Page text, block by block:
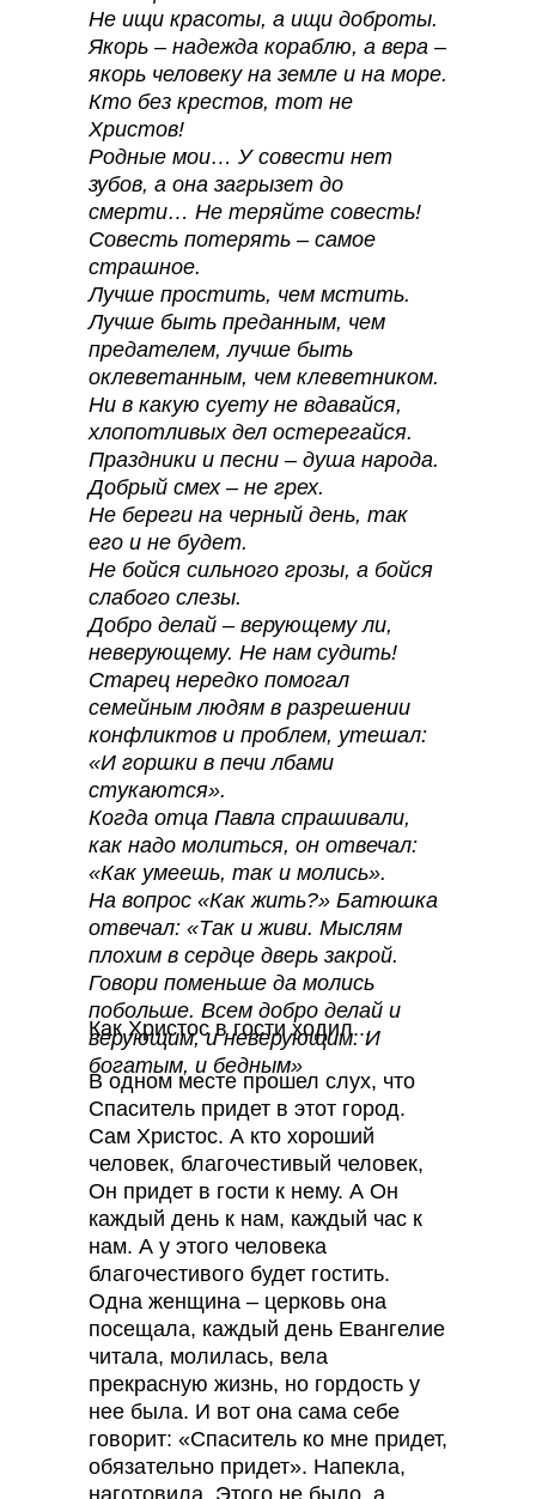
Не ищи красоты, а ищи доброты.
Якорь – надежда кораблю, а вера –
якорь человеку на земле и на море.
Кто без крестов, тот не
Христов!
Родные мои… У совести нет
зубов, а она загрызет до
смерти… Не теряйте совесть!
Совесть потерять – самое
страшное.
Лучше простить, чем мстить.
Лучше быть преданным, чем
предателем, лучше быть
оклеветанным, чем клеветником.
Ни в какую суету не вдавайся,
хлопотливых дел остерегайся.
Праздники и песни – душа народа.
Добрый смех – не грех.
Не береги на черный день, так
его и не будет.
Не бойся сильного грозы, а бойся
слабого слезы.
Добро делай – верующему ли,
неверующему. Не нам судить!
Старец нередко помогал
семейным людям в разрешении
конфликтов и проблем, утешал:
«И горшки в печи лбами
стукаются».
Когда отца Павла спрашивали,
как надо молиться, он отвечал:
«Как умеешь, так и молись».
На вопрос «Как жить?» Батюшка
отвечал: «Так и живи. Мыслям
плохим в сердце дверь закрой.
Говори поменьше да молись
побольше. Всем добро делай и
верующим, и неверующим. И
богатым, и бедным»
Как Христос в гости ходил...
В одном месте прошел слух, что
Спаситель придет в этот город.
Сам Христос. А кто хороший
человек, благочестивый человек,
Он придет в гости к нему. А Он
каждый день к нам, каждый час к
нам. А у этого человека
благочестивого будет гостить.
Одна женщина – церковь она
посещала, каждый день Евангелие
читала, молилась, вела
прекрасную жизнь, но гордость у
нее была. И вот она сама себе
говорит: «Спаситель ко мне придет,
обязательно придет». Напекла,
наготовила. Этого не было, а